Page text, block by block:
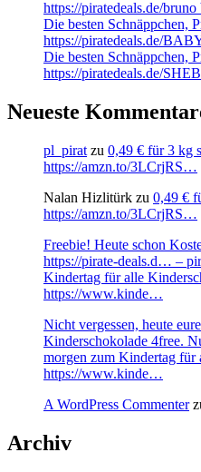
https://piratedeals.de/
Die besten Schnäppchen,
https://piratedeals.de/
Die besten Schnäppchen,
https://piratedeals.de/
Neueste
pl_pirat zu 0,49 € für 3 kg
https://amzn.to/3LCrjRS…
Nalan Hizlitürk zu 0,49 €
https://amzn.to/3LCrjRS…
Freebie! Heute schon
https://pirate-deals.d… –
Kindertag für alle
https://www.kinde…
Nicht vergessen, heute
Kinderschokolade 4free.
morgen zum Kindertag
https://www.kinde…
A WordPress Commenter
Archiv